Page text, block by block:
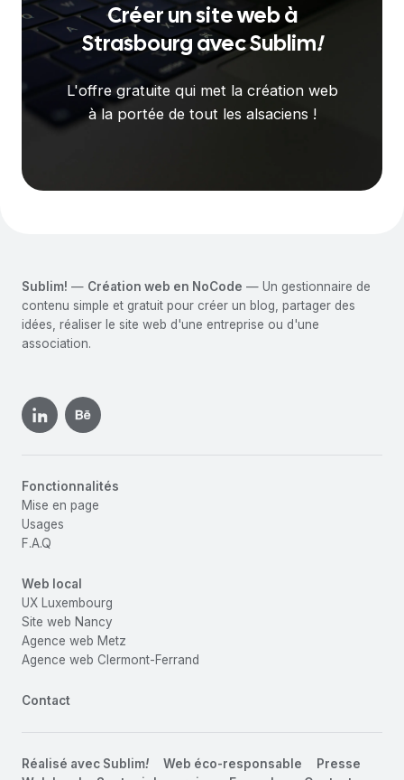
Créer un site web à
StrasbourgavecSublim!
L'offre gratuite qui met la création web
à la portée de tout les alsaciens !
Sublim! — Création web en NoCode — Un gestionnaire de
contenu simple et gratuit pour créer un blog, partager des
idées, réaliser le site web d'une entreprise ou d'une
association.
Fonctionnalités
Mise en page
Usages
F.A.Q
Web local
UX Luxembourg
Site web Nancy
Agence web Metz
Agence web Clermont-Ferrand
Contact
Réalisé avec Sublim! Web éco-responsable
Presse